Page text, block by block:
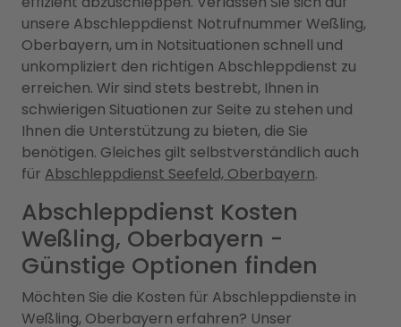
unsere Abschleppdienst Notrufnummer Weßling,
Oberbayern, um in Notsituationen schnell und
unkompliziert den richtigen Abschleppdienst zu
erreichen. Wir sind stets bestrebt, Ihnen in
schwierigen Situationen zur Seite zu stehen und
Ihnen die Unterstützung zu bieten, die Sie
benötigen. Gleiches gilt selbstverständlich auch
für Abschleppdienst Seefeld, Oberbayern.
Abschleppdienst Kosten
Weßling, Oberbayern -
Günstige Optionen finden
Möchten Sie die Kosten für Abschleppdienste in
Weßling, Oberbayern erfahren? Unser